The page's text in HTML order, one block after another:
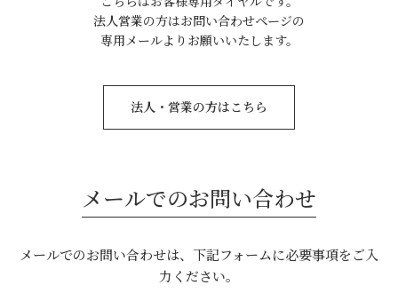
法人営業の方はお問い合わせページの
専用メールよりお願いいたします。
法人・営業の方はこちら
メールでのお問い合わせ
メールでのお問い合わせは、下記フォームに必要事項をご入
力ください。